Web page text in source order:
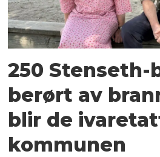
250 Stenseth-
berørt av
blir de
kommunen